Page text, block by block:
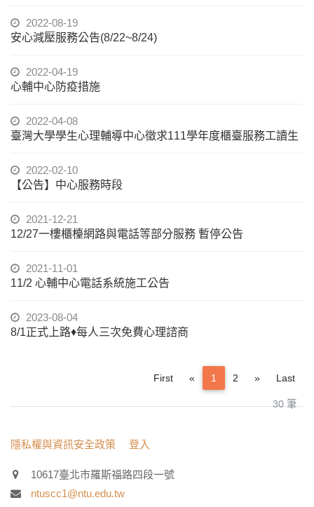
2022-08-19
安心減壓服務公告(8/22~8/24)
2022-04-19
心輔中心防疫措施
2022-04-08
臺灣大學學生心理輔導中心徵求111學年度櫃臺服務工讀生
2022-02-10
【公告】中心服務時段
2021-12-21
12/27一樓櫃檯網路與電話等部分服務 暫停公告
2021-11-01
11/2 心輔中心電話系統施工公告
2023-08-04
8/1正式上路♦每人三次免費心理諮商
30 筆
First « Previous
1 2 »NextLast
:::
隱私權與資訊安全政策 登入
10617臺北市羅斯福路四段一號
ntuscc1@ntu.edu.tw